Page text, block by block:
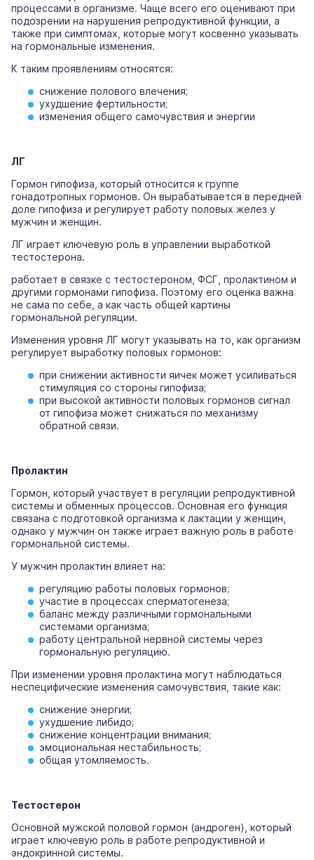
процессами в организме. Чаще всего его оценивают при
подозрении на нарушения репродуктивной функции, а
также при симптомах, которые могут косвенно указывать
на гормональные изменения.
К таким проявлениям относятся:
снижение полового влечения;
ухудшение фертильности;
изменения общего самочувствия и энергии
ЛГ
Гормон гипофиза, который относится к группе
гонадотропных гормонов. Он вырабатывается в передней
доле гипофиза и регулирует работу половых желез у
мужчин и женщин.
ЛГ играет ключевую роль в управлении выработкой
тестостерона.
работает в связке с тестостероном, ФСГ, пролактином и
другими гормонами гипофиза. Поэтому его оценка важна
не сама по себе, а как часть общей картины
гормональной регуляции.
Изменения уровня ЛГ могут указывать на то, как организм
регулирует выработку половых гормонов:
при снижении активности яичек может усиливаться
стимуляция со стороны гипофиза;
при высокой активности половых гормонов сигнал
от гипофиза может снижаться по механизму
обратной связи.
Пролактин
Гормон, который участвует в регуляции репродуктивной
системы и обменных процессов. Основная его функция
связана с подготовкой организма к лактации у женщин,
однако у мужчин он также играет важную роль в работе
гормональной системы.
У мужчин пролактин влияет на:
регуляцию работы половых гормонов;
участие в процессах сперматогенеза;
баланс между различными гормональными
системами организма;
работу центральной нервной системы через
гормональную регуляцию.
При изменении уровня пролактина могут наблюдаться
неспецифические изменения самочувствия, такие как:
снижение энергии;
ухудшение либидо;
снижение концентрации внимания;
эмоциональная нестабильность;
общая утомляемость.
Тестостерон
Основной мужской половой гормон (андроген), который
играет ключевую роль в работе репродуктивной и
эндокринной системы.